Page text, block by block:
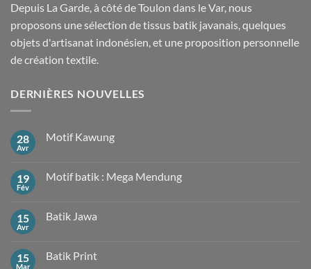
Depuis La Garde, à côté de Toulon dans le Var, nous
proposons une sélection de tissus batik javanais, quelques
objets d'artisanat indonésien, et une proposition personnelle
de création textile.
DERNIÈRES NOUVELLES
28
Avr
Motif Kawung
Motif
19
Fév
Motif batik : Mega Mendung
Motif
Mendung
15
Avr
Batik Jawa
Batik
15
Mar
Batik Print